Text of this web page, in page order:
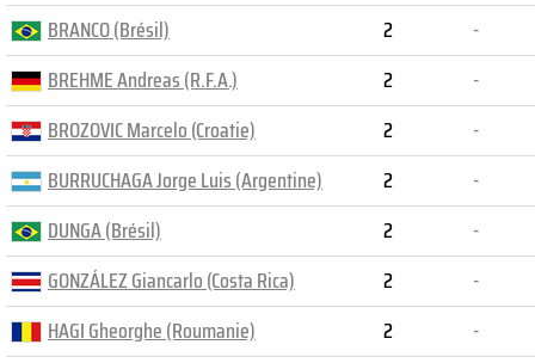
BRANCO (Brésil)
BREHME Andreas (R.F.A.)
BROZOVIC Marcelo (Croatie)
BURRUCHAGA Jorge Luis (Argentine)
DUNGA (Brésil)
GONZÁLEZ Giancarlo (Costa Rica)
HAGI Gheorghe (Roumanie)
2
-
2
-
2
-
2
-
2
-
2
-
2
-